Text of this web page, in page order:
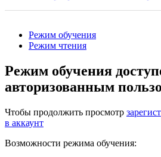
Режим обучения
Режим чтения
Режим обучения
авторизованным
Чтобы продолжить просмотр
в аккаунт
Возможности режима обучения: